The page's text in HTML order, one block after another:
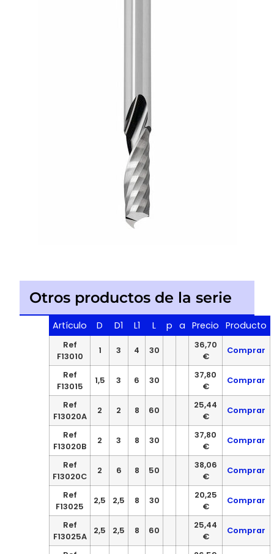
Otros productos de la serie
Artículo D D1 L1 L p a Precio Producto
Ref
F13010
1 3 4 30
36,70
€
Comprar
Ref
F13015
1,5 3 6 30
37,80
€
Comprar
Ref
F13020A
2 2 8 60
25,44
€
Comprar
Ref
F13020B
2 3 8 30
37,80
€
Comprar
Ref
F13020C
2 6 8 50
38,06
€
Comprar
Ref
F13025
2,5 2,5 8 30
20,25
€
Comprar
Ref
F13025A
2,5 2,5 8 60
25,44
€
Comprar